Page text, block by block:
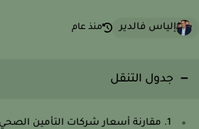
إلياس فالدير منذ عام
جدول التنقل
1. مقارنة أسعار شركات التأمين الصحي